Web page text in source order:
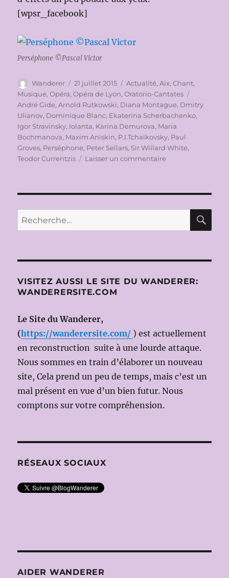
[wpsr_facebook]
Perséphone ©Pascal Victor
Auteur
Wanderer
Publié
le
21 juillet 2015 Catégories
Actualité,Aix,Chant,
Musique,Opéra,Opéra de Lyon,Oratorio-Cantates
André Gide,Arnold Rutkowski, Diana Montague, Dmitry
Ulianov, Dominique Blanc, Ekaterina Scherbachenko,
Igor Stravinsky, Iolanta, Karina Demurova, Maria
Bochmanova, Maxim Aniskin, P.I.Tchaïkovsky, Paul
Groves, Perséphone, Peter Sellars, Sir Willard White,
Teodor Currentzis
Laisser un commentairesur
2015:
de
JUILLET
(Dir.mus:
Teodor
CURRENTZIS;
en
Recherche
pour :
VISITEZ AUSSI LE SITE DU WANDERER:
WANDERERSITE.COM
Le Site du Wanderer,
(https://wanderersite.com/ ) est actuellement
en reconstruction suite à une lourde attaque.
Nous sommes en train d’élaborer un nouveau
site, Cela prend un peu de temps, mais c’est un
mal présent en vue d’un bien futur. Nous
comptons sur votre compréhension.
RÉSEAUX SOCIAUX
AIDER WANDERER